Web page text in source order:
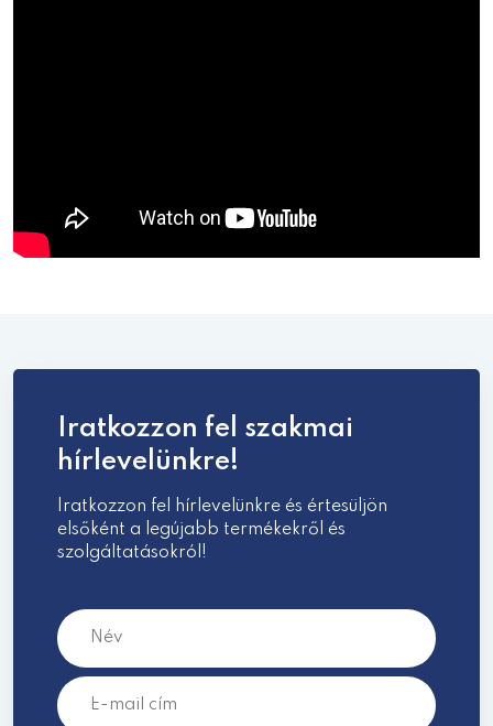
Iratkozzon fel szakmai
hírlevelünkre!
Iratkozzon fel hírlevelünkre és értesüljön
elsőként a legújabb termékekről és
szolgáltatásokról!